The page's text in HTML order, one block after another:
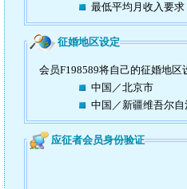
最低平均月收入要
征婚地区设定
会员F198589将自己的征婚地区
中国／北京市
中国／新疆维吾尔自
应征者会员身份验证